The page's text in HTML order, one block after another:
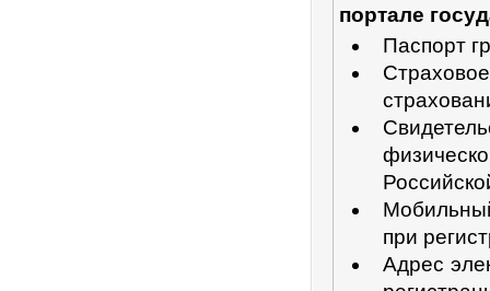
портале
Паспорт
при
Адрес